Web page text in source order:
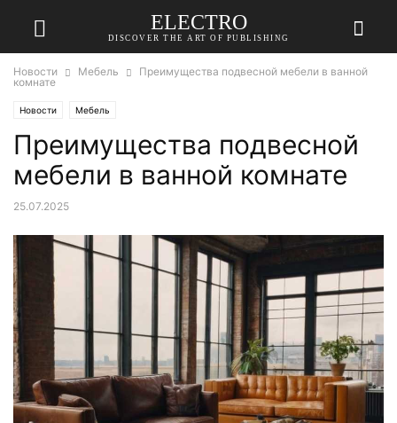
ELECTRO
DISCOVER THE ART OF PUBLISHING
Новости Мебель
Преимущества подвесной мебели в ванной
комнате
Новости Мебель
Преимущества подвесной
мебели в ванной комнате
25.07.2025